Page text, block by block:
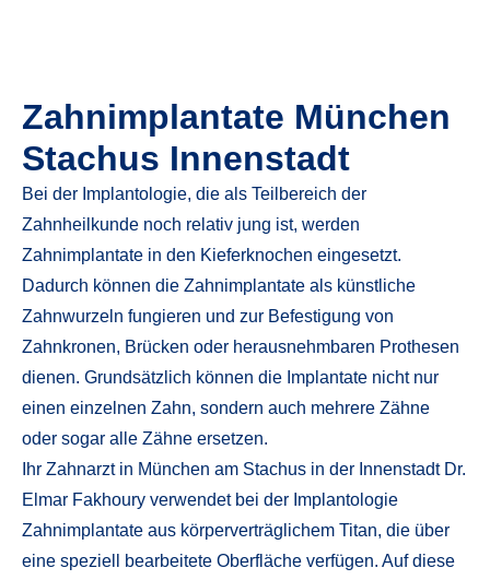
Zahnimplantate München
Stachus Innenstadt
Bei der Implantologie, die als Teilbereich der
Zahnheilkunde noch relativ jung ist, werden
Zahnimplantate in den Kieferknochen eingesetzt.
Dadurch können die Zahnimplantate als künstliche
Zahnwurzeln fungieren und zur Befestigung von
Zahnkronen, Brücken oder herausnehmbaren Prothesen
dienen. Grundsätzlich können die Implantate nicht nur
einen einzelnen Zahn, sondern auch mehrere Zähne
oder sogar alle Zähne ersetzen.
Ihr Zahnarzt in München am Stachus in der Innenstadt Dr.
Elmar Fakhoury verwendet bei der Implantologie
Zahnimplantate aus körperverträglichem Titan, die über
eine speziell bearbeitete Oberfläche verfügen. Auf diese